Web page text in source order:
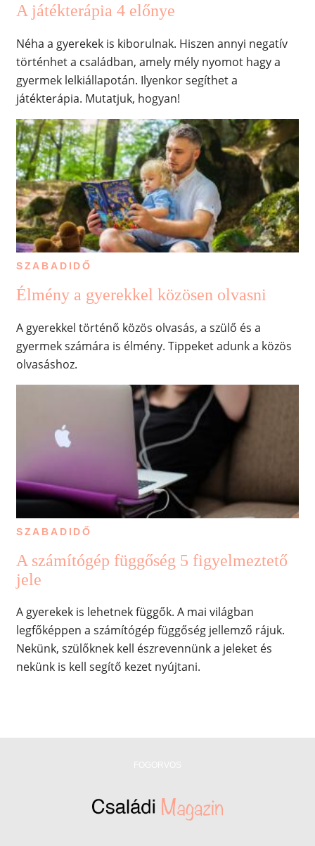
A játékterápia 4 előnye
Néha a gyerekek is kiborulnak. Hiszen annyi negatív
történhet a családban, amely mély nyomot hagy a
gyermek lelkiállapotán. Ilyenkor segíthet a
játékterápia. Mutatjuk, hogyan!
SZABADIDŐ
Élmény a gyerekkel közösen olvasni
A gyerekkel történő közös olvasás, a szülő és a
gyermek számára is élmény. Tippeket adunk a közös
olvasáshoz.
SZABADIDŐ
A számítógép függőség 5 figyelmeztető
jele
A gyerekek is lehetnek függők. A mai világban
legfőképpen a számítógép függőség jellemző rájuk.
Nekünk, szülőknek kell észrevennünk a jeleket és
nekünk is kell segítő kezet nyújtani.